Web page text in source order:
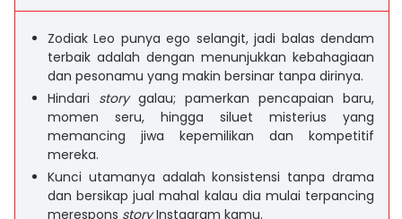
Zodiak Leo punya ego selangit, jadi balas dendam
terbaik adalah dengan menunjukkan kebahagiaan
dan pesonamu yang makin bersinar tanpa dirinya.
Hindari storygalau; pamerkan pencapaian baru,
momen seru, hingga siluet misterius yang
memancing jiwa kepemilikan dan kompetitif
mereka.
Kunci utamanya adalah konsistensi tanpa drama
dan bersikap jual mahal kalau dia mulai terpancing
merespons storyInstagram kamu.